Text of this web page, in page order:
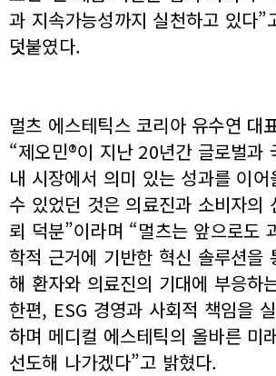
과 지속가능성까지 실천하고 있다”
덧붙였다.
멀츠 에스테틱스 코리아 유수연 대
“제오민®이 지난 20년간 글로벌과
내 시장에서 의미 있는 성과를 이어
수 있었던 것은 의료진과 소비자의
뢰 덕분”이라며 “멀츠는 앞으로도
학적 근거에 기반한 혁신 솔루션을
해 환자와 의료진의 기대에 부응하
한편, ESG 경영과 사회적 책임을
하며 메디컬 에스테틱의 올바른 미
선도해 나가겠다”고 밝혔다.